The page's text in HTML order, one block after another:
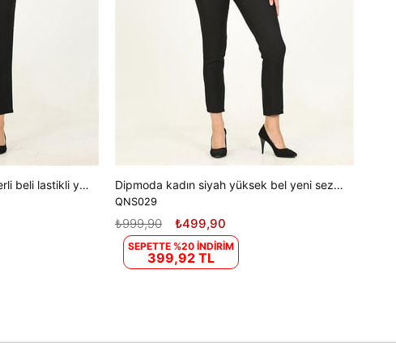
Dipmoda kadın siyah kemerli beli lastikli yeni sezon kumaş pantolon DPQNS032 Dipmoda kadın siyah yüksek bel yeni sezon ofis pantolon DPQNS029
QNS029
₺499,90
₺999,90
SEPETTE %20 İNDİRİM
399,92 TL